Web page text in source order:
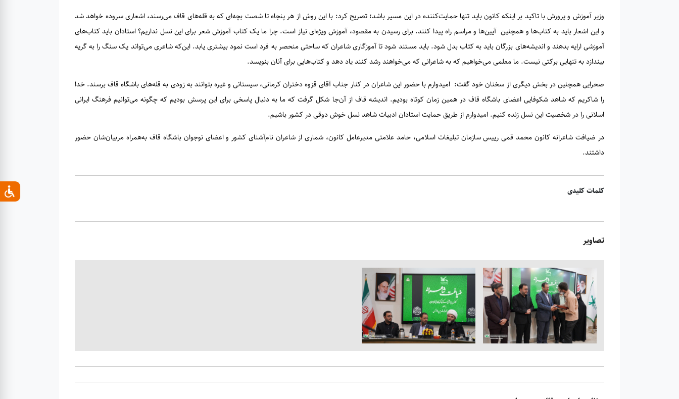
وزیر آموزش و پرورش با تاکید بر اینکه کانون باید تنها حمایت‌کننده در این مسیر باشد؛ تصریح کرد: با این روش از هر پنجاه تا شصت بچه‌ای که به قله‌های قاف می‌رسند، اشعاری سروده خواهد شد
و این اشعار باید به کتاب‌ها و همچنین آیین‌ها و مراسم راه پیدا کنند. برای رسیدن به مقصود، آموزش ویژه‌ای نیاز است. چرا ما یک کتاب آموزش شعر برای این نسل نداریم؟ استادان باید کتاب‌های
آموزشی ارایه بدهند و اندیشه‌های بزرگان باید به کتاب‌ بدل شود. باید مستند شود تا آموزگاری شاعران که ساحتی منحصر به فرد است نمود بیشتری یابد. این‌که شاعری می‌تواند یک سنگ را به گریه
بیندازد به تنهایی برکتی نیست. ما معلمی می‌خواهیم که به شاعرانی که می‌خواهند رشد کنند یاد دهد و کتاب‌هایی برای آنان بنویسد.
صحرایی همچنین در بخش دیگری از سخنان خود گفت: امیدوارم با حضور این شاعران در کنار جناب آقای قزوه دختران کرمانی، سیستانی و غیره بتوانند به زودی به قله‌های باشگاه قاف برسند. خدا
را شاکریم که شاهد شکوفایی اعضای باشگاه قاف در همین زمان کوتاه بودیم. اندیشه قاف از آن‌جا شکل گرفت که ما به دنبال پاسخی برای این پرسش بودیم که چگونه می‌توانیم فرهنگ ایرانی
اسلانی را در شخصیت این نسل زنده کنیم. امیدوارم از طریق حمایت استادان ادبیات شاهد نسل خوش دوقی در کشور باشیم.
در ضیافت شاعرانه کانون محمد قمی رییس سازمان تبلیغات اسلامی، حامد علامتی مدیرعامل کانون، شماری از شاعران نام‌آشنای کشور و اعضای نوجوان باشگاه قاف به‌همراه مربیان‌شان حضور
داشتند.
کلمات کلیدی
تصاویر